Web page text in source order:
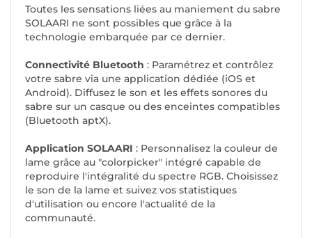
Toutes les sensations liées au maniement du sabre
SOLAARI ne sont possibles que grâce à la
technologie embarquée par ce dernier.
Connectivité Bluetooth : Paramétrez et contrôlez
votre sabre via une application dédiée (iOS et
Android). Diffusez le son et les effets sonores du
sabre sur un casque ou des enceintes compatibles
(Bluetooth aptX).
Application SOLAARI : Personnalisez la couleur de
lame grâce au "colorpicker" intégré capable de
reproduire l'intégralité du spectre RGB. Choisissez
le son de la lame et suivez vos statistiques
d'utilisation ou encore l'actualité de la
communauté.